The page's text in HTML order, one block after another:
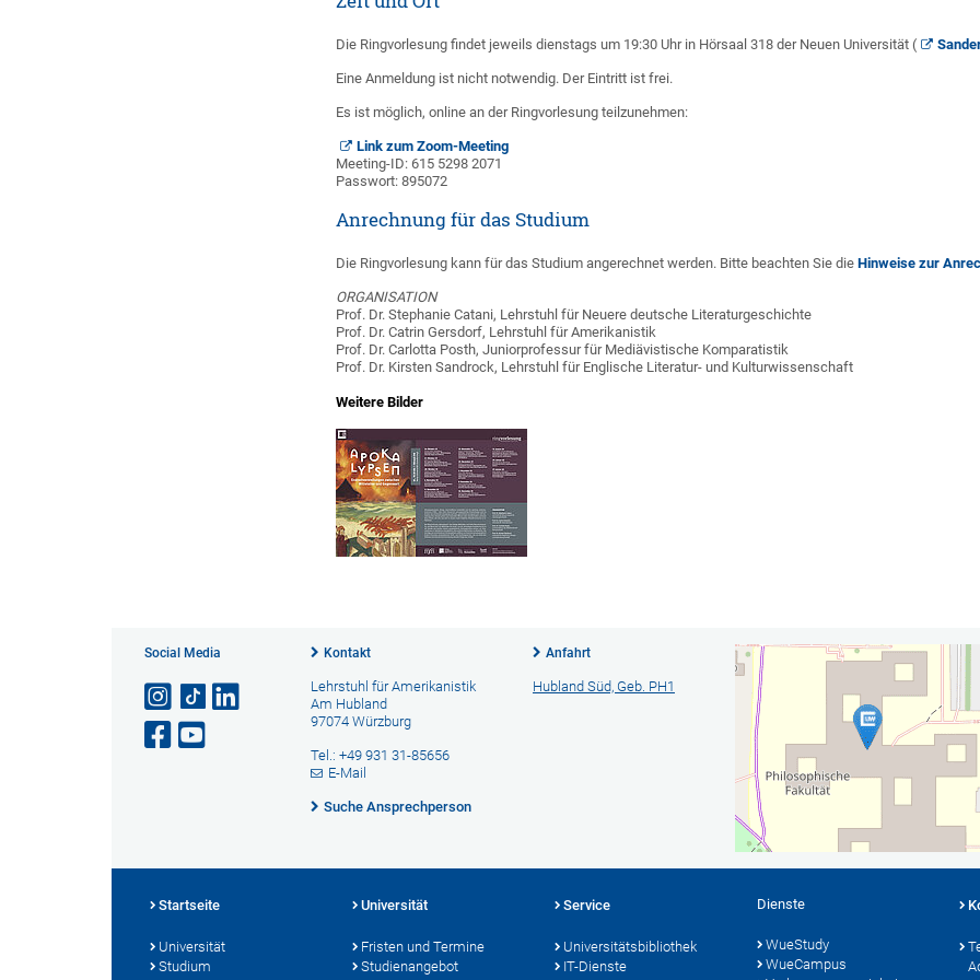
Die Ring­vorlesung findet jeweils dienstags um 19:30 Uhr in Hörsaal 318 der Neuen Universität (
Eine Anmeldung ist nicht not­wendig. Der Eintritt ist frei.
Es ist möglich, online an der Ring­vorlesung teil­zu­nehmen:
Link zum Zoom-Meeting
Meeting-ID: 615 5298 2071
Passwort: 895072
Anrechnung für das Studium
Die Ring­vorlesung kann für das Studium ange­rechnet werden. Bitte beachten Sie dieHinweise zur
ORGANISATION
Prof. Dr. Stephanie Catani, Lehrstuhl für Neuere deutsche Literaturgeschichte
Prof. Dr. Catrin Gersdorf, Lehrstuhl für Amerikanistik
Prof. Dr. Carlotta Posth, Juniorprofessur für Mediävistische Komparatistik
Prof. Dr. Kirsten Sandrock, Lehrstuhl für Englische Literatur- und Kulturwissenschaft
Weitere Bilder
Social Media Kontakt
Lehrstuhl für Amerikanistik
Am Hubland
97074 Würzburg
Tel.: +49 931 31-85656
E-Mail
Suche Ansprechperson
Anfahrt
Hubland Süd, Geb. PH1
Startseite
Universität
Studium
Universität
Fristen und Termine
Studienangebot
Service
Universitätsbibliothek
IT-Dienste
Dienste
WueStudy
WueCampus